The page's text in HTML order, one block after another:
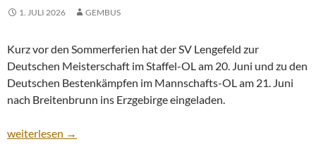
1. JULI 2026 GEMBUS
Kurz vor den Sommerferien hat der SV Lengefeld zur
Deutschen Meisterschaft im Staffel-OL am 20. Juni und zu den
Deutschen Bestenkämpfen im Mannschafts-OL am 21. Juni
nach Breitenbrunn ins Erzgebirge eingeladen.
Starke Teamleistung bei schweißtreibenden Temperaturen:
weiterlesen →